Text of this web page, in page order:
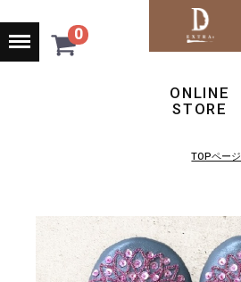
ONLINE
STORE
TOPページ
0
Menu